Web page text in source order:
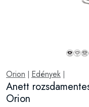
Orion Edények
Anett
Orion